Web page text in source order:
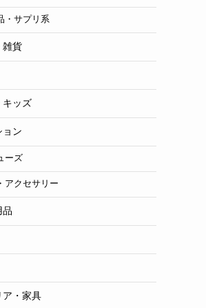
・サプリ系
雑貨
キッズ
ョン
ーズ
アクセサリー
品
ア・家具